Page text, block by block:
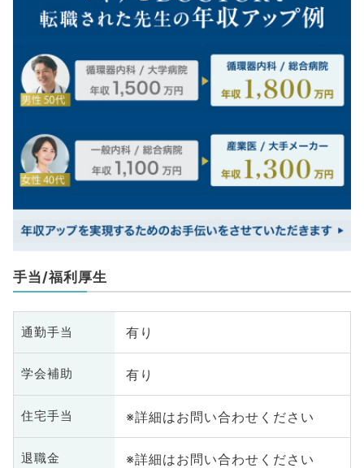
手当/福利厚生
通勤手当 有り
学会補助 有り
住宅手当 ※詳細はお問い合わせください
退職金 ※詳細はお問い合わせください